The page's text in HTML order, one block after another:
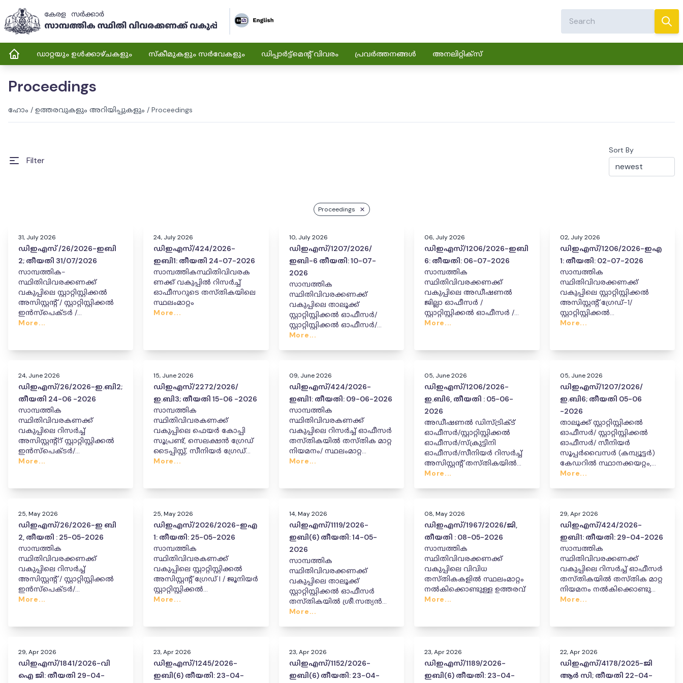
ഡാറ്റയും ഉൾക്കാഴ്ചകളും സ്കീമുകളും സർവേകളും ഡിപ്പാർട്ട്മെന്റ് വിവരം പ്രവർത്തനങ്ങൾ അനലിറ്റിക്സ്
Proceedings
ഹോം / ഉത്തരവുകളും അറിയിപ്പുകളും / Proceedings
Filter
Sort By
Proceedings
31, July 2026
ഡിഇഎസ് /26/2026-ഇബി
2; തീയതി 31/07/2026
സാമ്പത്തിക-
സ്ഥിതിവിവരക്കണക്ക്
വകുപ്പിലെ സ്റ്റാറ്റിസ്റ്റിക്കൽ
അസിസ്റ്റന്റ് / സ്റ്റാറ്റിസ്റ്റിക്കൽ
ഇൻസ്‌പെക്ടർ /
എക്സ്റ്റൻഷൻ ഓഫീസർ
ഉത്തരവ്.
More...
24, July 2026
ഡിഇഎസ്/424/2026-
ഇബി1: തീയതി 24-07-2026
സാമ്പത്തികസ്ഥിതിവിവരക
ണക്ക് വകുപ്പിൽ റിസർച്ച്
ഓഫീസറുടെ തസ്തികയിലെ
സ്ഥലംമാറ്റം
More...
10, July 2026
ഡിഇഎസ്/1207/2026/
ഇബി-6 തീയതി: 10-07-
2026
സാമ്പത്തിക
സ്ഥിതിവിവരക്കണക്ക്
വകുപ്പിലെ താലൂക്ക്
സ്റ്റാറ്റിസ്റ്റിക്കൽ ഓഫീസർ/
സ്റ്റാറ്റിസ്റ്റിക്കൽ ഓഫീസർ/
സീനിയർ സൂപ്പർവൈസർ
ഉത്തരവ്
More...
06, July 2026
ഡിഇഎസ്/1206/2026-ഇബി
6: തീയതി: 06-07-2026
സാമ്പത്തിക
സ്ഥിതിവിവരക്കണക്ക്
വകുപ്പിലെ അഡീഷണൽ
ജില്ലാ ഓഫീസർ /
സ്റ്റാറ്റിസ്റ്റിക്കൽ ഓഫീസർ /
സ്ക്രൂട്ടിനി ഓഫീസർ /
സ്ഥാനക്കയറ്റവും
More...
02, July 2026
ഡിഇഎസ്/1206/2026-ഇഎ
1: തീയതി: 02-07-2026
സാമ്പത്തിക
സ്ഥിതിവിവരക്കണക്ക്
വകുപ്പിലെ സ്റ്റാറ്റിസ്റ്റിക്കൽ
അസിസ്റ്റൻ്റ് ഗ്രേഡ്-1/
സ്റ്റാറ്റിസ്റ്റിക്കൽ
ഇൻവെസ്റ്റിഗേറ്റർ ഗ്രേഡ്-1,
തസ്തികയിൽ സ്ഥലമാറ്റം,
നൽകിക്കൊണ്ടുള്ള ഉത്തരവ്.
More...
24, June 2026
ഡിഇഎസ്/26/2026-ഇ.ബി2;
തീയതി 24-06 -2026
സാമ്പത്തിക
സ്ഥിതിവിവരകണക്ക്
വകുപ്പിലെ റിസർച്ച്
അസിസ്റ്റന്റ്റ് സ്റ്റാറ്റിസ്റ്റിക്കൽ
ഇൻസ്പെക്ടർ/
സ്റ്റാറ്റിസ്റ്റിക്കൽ അസിസ്റ്റൻ്റ്/
സൂപ്പർവൈസർ
ഉദ്യോഗക്കയറ്റം
നൽകിക്കൊണ്ടുള്ള ഉത്തരവ്.
More...
15, June 2026
ഡിഇഎസ്/2272/2026/
ഇ.ബി3; തീയതി 15-06 -2026
സാമ്പത്തിക
സ്ഥിതിവിവരകണക്ക്
വകുപ്പിലെ ഫെയർ കോപ്പി
സൂപ്രണ്ട്, സെലക്ഷൻ ഗ്രേഡ്
ടൈപ്പിസ്റ്റ്, സീനിയർ ഗ്രേഡ്
ടൈപ്പിസ്റ്റ്, യു.ഡി.ടൈപ്പിസ്റ്റ്
നൽകിക്കൊണ്ടുള്ള ഉത്തരവ്.
More...
09, June 2026
ഡിഇഎസ്/424/2026-
ഇബി1: തീയതി: 09-06-2026
സാമ്പത്തിക
സ്ഥിതിവിവരകണക്ക്
വകുപ്പിലെ റിസർച്ച് ഓഫീസർ
തസ്തികയിൽ തസ്തിക മാറ്റ
നിയമനം/ സ്ഥലംമാറ്റ
നിയമനം നൽകിക്കൊണ്ടുള്ള
More...
05, June 2026
ഡിഇഎസ്/1206/2026-
ഇ.ബി6, തീയതി : 05-06-
2026
അഡീഷണൽ ഡിസ്ട്രിക്ട്
ഓഫീസർ/സ്റ്റാറ്റിസ്റ്റിക്കൽ
ഓഫീസർ/സ്‌ക്രുട്ടിനി
ഓഫീസർ/സീനിയർ റിസർച്ച്
അസിസ്റ്റന്റ് തസ്തികയിൽ
സ്ഥലംമാറ്റവും
More...
05, June 2026
ഡിഇഎസ്/1207/2026/
ഇ.ബി6; തീയതി 05-06
-2026
താലൂക്ക് സ്റ്റാറ്റിസ്റ്റിക്കൽ
ഓഫീസർ/ സ്റ്റാറ്റിസ്റ്റിക്കൽ
ഓഫീസർ/ സീനിയർ
സൂപ്പർവൈസർ (കമ്പ്യൂട്ടർ)
കേഡറിൽ സ്ഥാനക്കയറ്റം,
സ്ഥലംമാറ്റം, നിയമനം
More...
25, May 2026
ഡിഇഎസ്/26/2026-ഇ ബി
2, തീയതി : 25-05-2026
സാമ്പത്തിക
സ്ഥിതിവിവരക്കണക്ക്
വകുപ്പിലെ റിസർച്ച്
അസിസ്റ്റൻ്റ് / സ്റ്റാറ്റിസ്റ്റിക്കൽ
ഇൻസ്പെക്ടർ/
സ്റ്റാറ്റിസ്റ്റിക്കൽ അസിസ്റ്റൻ്റ്/
സൗകര്യാർത്ഥം സ്ഥല മാറ്റം
More...
25, May 2026
ഡിഇഎസ്/2026/2026-ഇഎ
1: തീയതി: 25-05-2026
സാമ്പത്തിക
സ്ഥിതിവിവരകണക്ക്
വകുപ്പിലെ സ്റ്റാറ്റിസ്റ്റിക്കൽ
അസിസ്റ്റൻ്റ് ഗ്രേഡ് I / ജൂനിയർ
സ്റ്റാറ്റിസ്റ്റിക്കൽ
ഇൻസ്പെക്ടർ
More...
14, May 2026
ഡിഇഎസ്/1119/2026-
ഇബി(6) തീയതി: 14-05-
2026
സാമ്പത്തിക
സ്ഥിതിവിവരക്കണക്ക്
വകുപ്പിലെ താലൂക്ക്
സ്റ്റാറ്റിസ്റ്റിക്കൽ ഓഫീസർ
തസ്തികയിൽ ശ്രീ.സത്യൻ
എം. ആർ ന്റെ പ്രൊബേഷൻ
More...
08, May 2026
ഡിഇഎസ്/1967/2026/ജി,
തീയതി : 08-05-2026
സാമ്പത്തിക
സ്ഥിതിവിവരക്കണക്ക്
വകുപ്പിലെ വിവിധ
തസ്തികകളിൽ സ്ഥലംമാറ്റം
നൽകിക്കൊണ്ടുള്ള ഉത്തരവ്
More...
29, Apr 2026
ഡിഇഎസ്/424/2026-
ഇബി1: തീയതി: 29-04-2026
സാമ്പത്തിക
സ്ഥിതിവിവരക്കണക്ക്
വകുപ്പിലെ റിസർച്ച് ഓഫീസർ
തസ്തികയിൽ തസ്തിക മാറ്റ
നിയമനം നൽകിക്കൊണ്ടുള്ള
ഉത്തരവ്
More...
29, Apr 2026
ഡിഇഎസ്/1841/2026-വി
ഐ ജി: തീയതി 29-04-
23, Apr 2026
ഡിഇഎസ്/1245/2026-
ഇബി(6) തീയതി: 23-04-
23, Apr 2026
ഡിഇഎസ്/1152/2026-
ഇബി(6) തീയതി: 23-04-
23, Apr 2026
ഡിഇഎസ്/1189/2026-
ഇബി(6) തീയതി: 23-04-
22, Apr 2026
ഡിഇഎസ്/4178/2025-ജി
ആർ സി; തീയതി 22-04-